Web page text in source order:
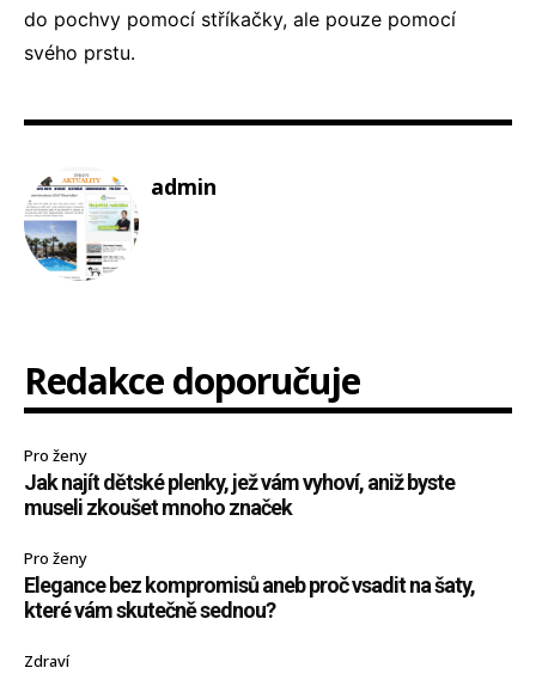
do pochvy pomocí stříkačky, ale pouze pomocí
svého prstu.
admin
Redakce doporučuje
Pro ženy
Jak najít dětské plenky, jež vám vyhoví, aniž byste
museli zkoušet mnoho značek
Pro ženy
Elegance bez kompromisů aneb proč vsadit na šaty,
které vám skutečně sednou?
Zdraví